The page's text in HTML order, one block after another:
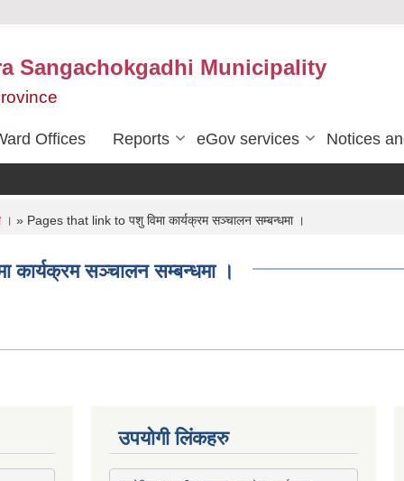
Sangachokgadhi Municipality
Offices Reports eGov services Notices
। » Pages that link to पशु विमा कार्यक्रम सञ्चालन सम्बन्धमा ।
सञ्चालन सम्बन्धमा ।
उपयोगी लिंकहरु